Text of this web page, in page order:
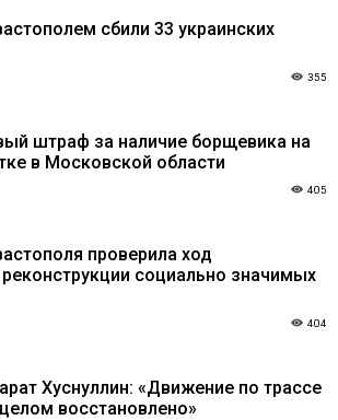
сбили 33 украинских
355
штраф за наличие борщевика на
в Московской области
405
проверила ход
реконструкции социально значимых
404
Хуснуллин: «Движение по трассе
восстановлено»